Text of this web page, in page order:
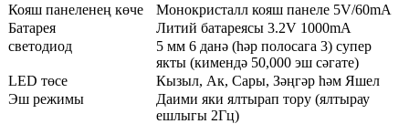
Кояш панеленең көче
Монокристалл кояш панеле 5V/60mA
Батарея
Литий батареясы 3.2V 1000mA
светодиод
5 мм 6 данә (һәр полосага 3) супер
якты (кимендә 50,000 эш сәгате)
LED төсе
Кызыл, Ак, Сары, Зәңгәр һәм Яшел
Эш режимы
Даими яки ялтырап тору (ялтырау
ешлыгы 2Гц)